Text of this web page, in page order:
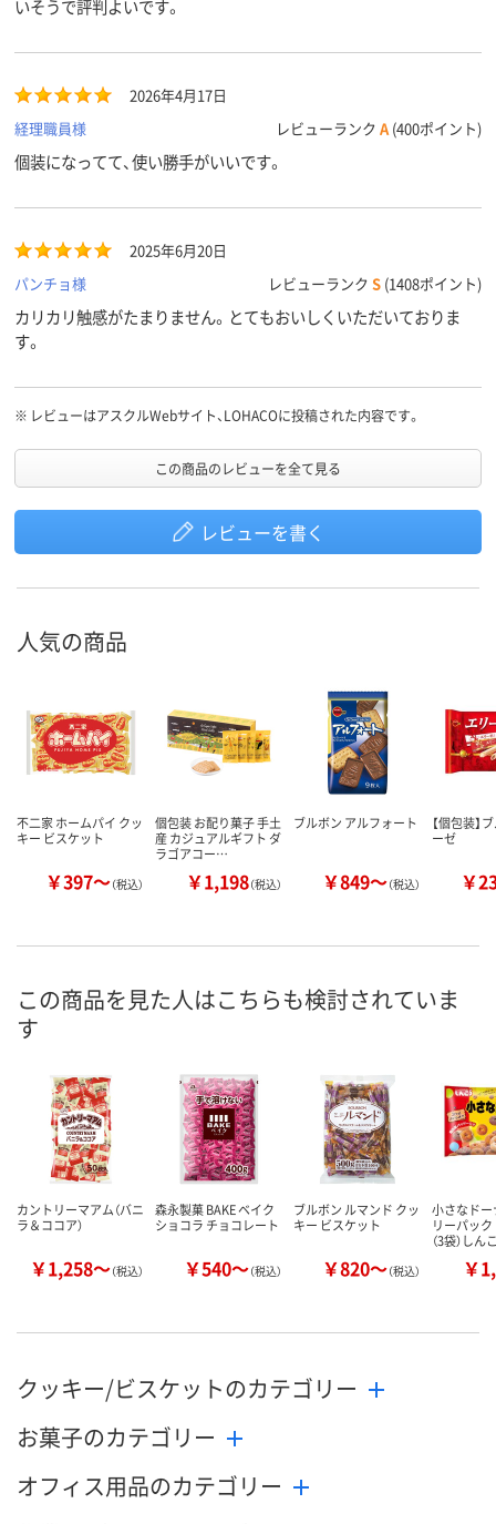
いそうで評判よいです。
2026年4月17日
経理職員様
レビューランク A (400ポイント)
個装になってて、使い勝手がいいです。
2025年6月20日
パンチョ様
レビューランク S (1408ポイント)
カリカリ触感がたまりません。とてもおいしくいただいておりま
す。
※ レビューはアスクルWebサイト、LOHACOに投稿された内容です。
この商品のレビューを全て見る
レビューを書く
人気の商品
不二家 ホームパイ クッ
キー ビスケット
￥397～（税込）
個包装 お配り菓子 手土
産 カジュアルギフト ダ
ラゴアコー…
￥1,198（税込）
ブルボン アルフォート
￥849～（税込）
【個包装】
ーゼ
￥
この商品を見た人はこちらも検討されていま
す
カントリーマアム（バニ
ラ＆ココア）
￥1,258～（税込）
森永製菓 BAKE ベイク
ショコラ チョコレート
￥540～（税込）
ブルボン ルマンド クッ
キー ビスケット
￥820～（税込）
小さなド
リーパッ
（3袋）しん
￥
クッキー/ビスケットのカテゴリー
お菓子のカテゴリー
オフィス用品のカテゴリー